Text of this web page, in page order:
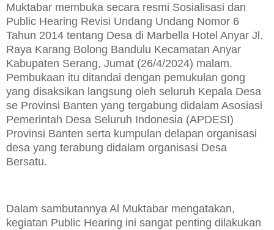
Muktabar membuka secara resmi Sosialisasi dan
Public Hearing Revisi Undang Undang Nomor 6
Tahun 2014 tentang Desa di Marbella Hotel Anyar Jl.
Raya Karang Bolong Bandulu Kecamatan Anyar
Kabupaten Serang, Jumat (26/4/2024) malam.
Pembukaan itu ditandai dengan pemukulan gong
yang disaksikan langsung oleh seluruh Kepala Desa
se Provinsi Banten yang tergabung didalam Asosiasi
Pemerintah Desa Seluruh Indonesia (APDESI)
Provinsi Banten serta kumpulan delapan organisasi
desa yang terabung didalam organisasi Desa
Bersatu.
Dalam sambutannya Al Muktabar mengatakan,
kegiatan Public Hearing ini sangat penting dilakukan